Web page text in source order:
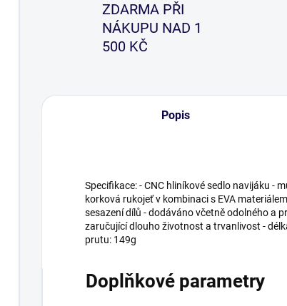
ZDARMA PŘI
NÁKUPU NAD 1
500 KČ
Popis
Specifikace: - CNC hliníkové sedlo navijáku -
korková rukojeť v kombinaci s EVA
sesazení dílů - dodáváno včetně odolného a
zaručující dlouho životnost a trvanlivost -
prutu: 149g
Doplňkové parametry